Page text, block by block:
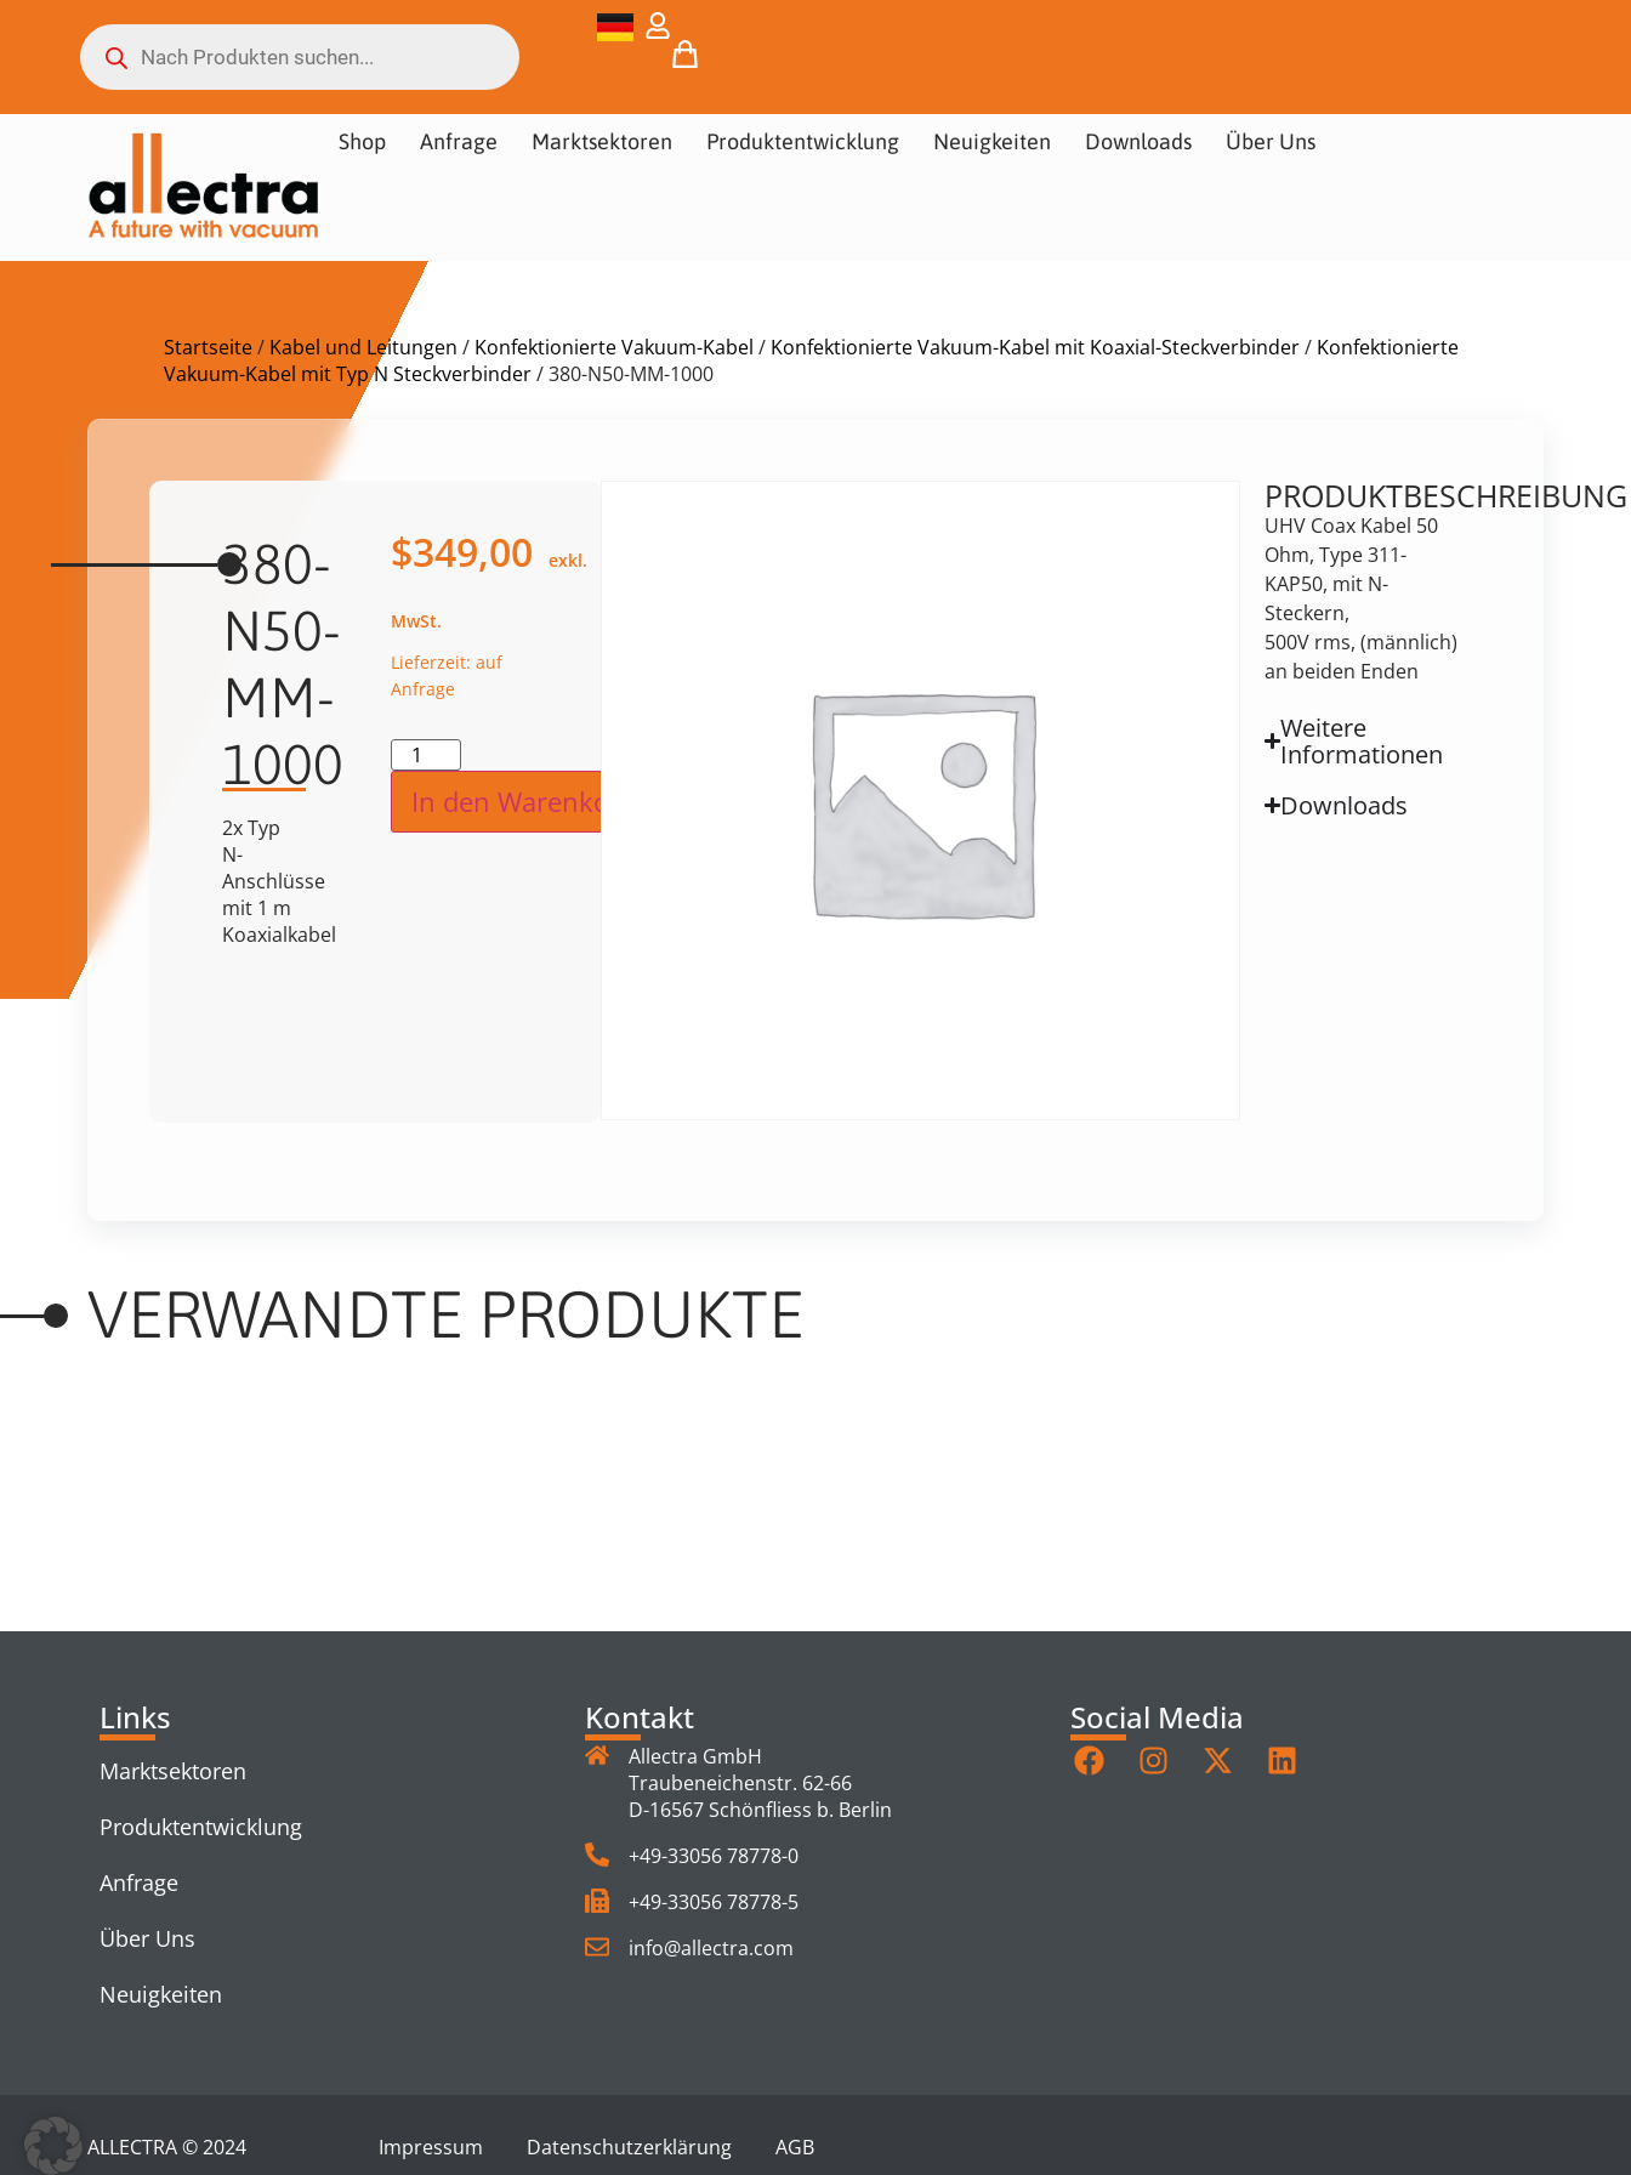
Shop Anfrage Marktsektoren Produktentwicklung Neuigkeiten Downloads Über Uns
Startseite/ Kabel und Leitungen / Konfektionierte Vakuum-Kabel / Konfektionierte Vakuum-Kabel mit Koaxial-Steckverbinder/ Konfektionierte
Vakuum-Kabel mit Typ N Steckverbinder/ 380-N50-MM-1000
380-
N50-
MM-
1000
2x Typ
N-
Anschlüsse
mit 1 m
Koaxialkabel
$349,00
Lieferzeit: auf
Anfrage
In den Warenkorb
PRODUKTBESCHREIBUNG
UHV Coax Kabel 50
Ohm, Type 311-
KAP50, mit N-
Steckern,
500V rms, (männlich)
an beiden Enden
Weitere
Informationen
Downloads
VERWANDTE PRODUKTE
Links
Marktsektoren
Produktentwicklung
Anfrage
Über Uns
Neuigkeiten
Kontakt
Allectra GmbH
Traubeneichenstr. 62-66
D-16567 Schönfliess b. Berlin
+49-33056 78778-0
+49-33056 78778-5
info@allectra.com
Social Media
ALLECTRA © 2024 Impressum Datenschutzerklärung AGB